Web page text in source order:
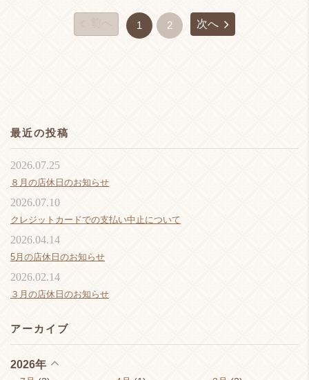
前へ 1 2 次へ
最近の投稿
８月の店休日のお知らせ
2026.07.25
クレジットカードでの支払い中止について
2026.07.10
5月の店休日のお知らせ
2026.04.14
３月の店休日のお知らせ
2026.02.14
アーカイブ
2026年